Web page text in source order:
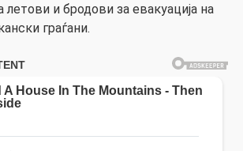
летови и бродови за евакуација на
граѓани.